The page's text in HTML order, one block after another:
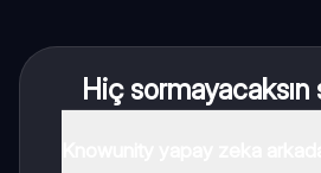
Hiç sormayacaksın